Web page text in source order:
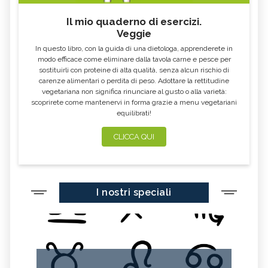
Il mio quaderno di esercizi.
Veggie
In questo libro, con la guida di una dietologa, apprenderete in
modo efficace come eliminare dalla tavola carne e pesce per
sostituirli con proteine di alta qualità, senza alcun rischio di
carenze alimentari o perdita di peso. Adottare la rettitudine
vegetariana non significa rinunciare al gusto o alla varietà:
scoprirete come mantenervi in forma grazie a menu vegetariani
equilibrati!
CLICCA QUI
I nostri speciali